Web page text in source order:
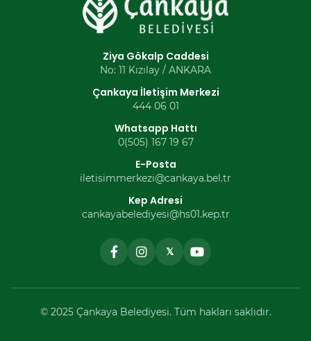
Ziya Gökalp Caddesi
No: 11 Kızılay / ANKARA
Çankaya İletişim Merkezi
444 06 01
Whatsapp Hattı
0(505) 167 19 67
E-Posta
iletisimmerkezi@cankaya.bel.tr
Kep Adresi
cankayabelediyesi@hs01.kep.tr
𝕏
© 2025 Çankaya Belediyesi. Tüm hakları saklıdır.